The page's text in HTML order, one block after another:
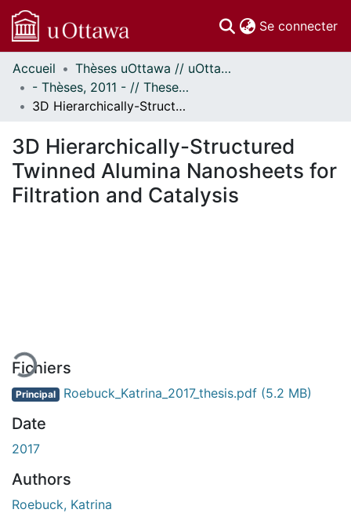
Se connecter
Communautés
et collections
Parcourir
À propos
Accueil
Thèses uOttawa // uOttawa Theses
- Thèses, 2011 - // Theses, 2011 -
3D Hierarchically-Structured Twinned Alumina Nanosheets for Filtration and Catalysis
3D Hierarchically-Structured
Twinned Alumina Nanosheets for
Filtration and Catalysis
Fichiers
Principal Roebuck_Katrina_2017_thesis.pdf (5.2 MB)
Date
2017
Authors
Roebuck, Katrina